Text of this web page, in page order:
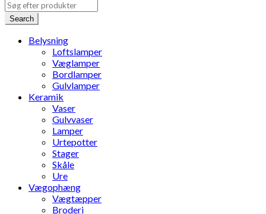
Search
Belysning
Loftslamper
Væglamper
Bordlamper
Gulvlamper
Keramik
Vaser
Gulvvaser
Lamper
Urtepotter
Stager
Skåle
Ure
Vægophæng
Vægtæpper
Broderi